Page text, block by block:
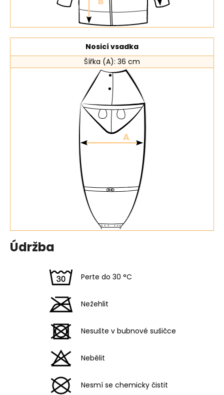
Nosicí vsadka
Šířka (A): 36 cm
Údržba
Perte do 30 °C
Nežehlit
Nesušte v bubnové sušičce
Nebělit
Nesmí se chemicky čistit